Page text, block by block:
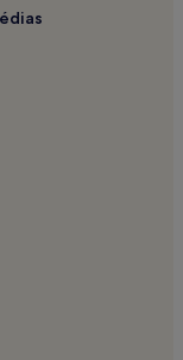
à proximité